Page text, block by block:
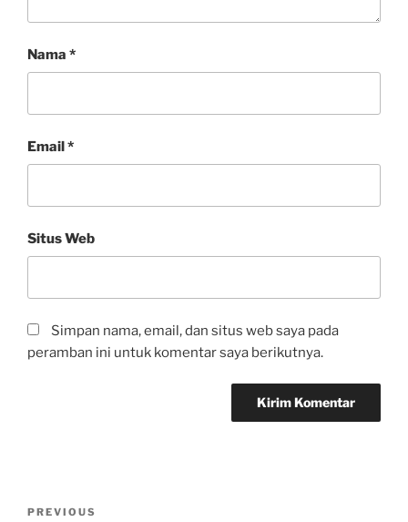
Nama *
Email*
Situs Web
Simpan nama, email, dan situs web saya pada
peramban ini untuk komentar saya berikutnya.
PREVIOUS